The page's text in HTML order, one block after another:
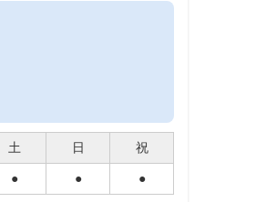
土 日 祝
● ● ●